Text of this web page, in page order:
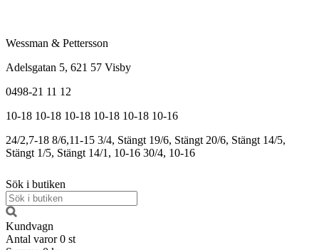
Wessman & Pettersson
Adelsgatan 5, 621 57 Visby
0498-21 11 12
10-18 10-18 10-18 10-18 10-18 10-16
24/2,7-18 8/6,11-15 3/4, Stängt 19/6, Stängt 20/6, Stängt 14/5,
Stängt 1/5, Stängt 14/1, 10-16 30/4, 10-16
Sök i butiken
Kundvagn
Antal varor 0 st